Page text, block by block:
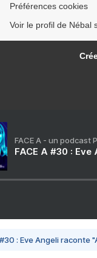
Préférences cookies
Voir le profil de Nébal
FACE A - un podcast
FACE A #30 :
#30 : Eve Angeli raconte